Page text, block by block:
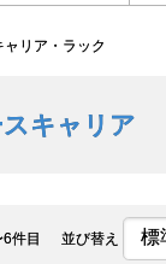
ャリア・ラック
キャリア
件目 並び替え